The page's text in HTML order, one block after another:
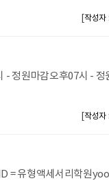
작성
정원마감오후07시 -
작성
= 유형액세서리학원